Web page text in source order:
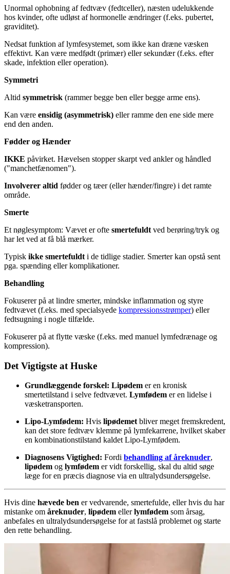
Unormal ophobning af fedtvæv (fedtceller), næsten udelukkende
hos kvinder, ofte udløst af hormonelle ændringer (f.eks. pubertet,
graviditet).
Nedsat funktion af lymfesystemet, som ikke kan dræne væsken
effektivt. Kan være medfødt (primær) eller sekundær (f.eks. efter
skade, infektion eller operation).
Symmetri
Altid symmetrisk (rammer begge ben eller begge arme ens).
Kan være ensidig (asymmetrisk) eller ramme den ene side mere
end den anden.
Fødder og Hænder
IKKE påvirket. Hævelsen stopper skarpt ved ankler og håndled
("manchetfænomen").
Involverer altid fødder og tæer (eller hænder/fingre) i det ramte
område.
Smerte
Et nøglesymptom: Vævet er ofte smertefuldt ved berøring/tryk og
har let ved at få blå mærker.
Typisk ikke smertefuldt i de tidlige stadier. Smerter kan opstå sent
pga. spænding eller komplikationer.
Behandling
Fokuserer på at lindre smerter, mindske inflammation og styre
fedtvævet (f.eks. med specialsyede kompressionsstrømper) eller
fedtsugning i nogle tilfælde.
Fokuserer på at flytte væske (f.eks. med manuel lymfedrænage og
kompression).
Det Vigtigste at Huske
Grundlæggende forskel: Lipødem er en kronisk
smertetilstand i selve fedtvævet. Lymfødem er en lidelse i
væsketransporten.
Lipo-Lymfødem: Hvis lipødemet bliver meget fremskredent,
kan det store fedtvæv klemme på lymfekarrene, hvilket skaber
en kombinationstilstand kaldet Lipo-Lymfødem.
Diagnosens Vigtighed: Fordi behandling af åreknuder,
lipødem og lymfødem er vidt forskellig, skal du altid søge
læge for en præcis diagnose via en ultralydsundersøgelse.
Hvis dine hævede ben er vedvarende, smertefulde, eller hvis du har
mistanke om åreknuder, lipødem ellerlymfødem som årsag,
anbefales en ultralydsundersøgelse for at fastslå problemet og starte
den rette behandling.